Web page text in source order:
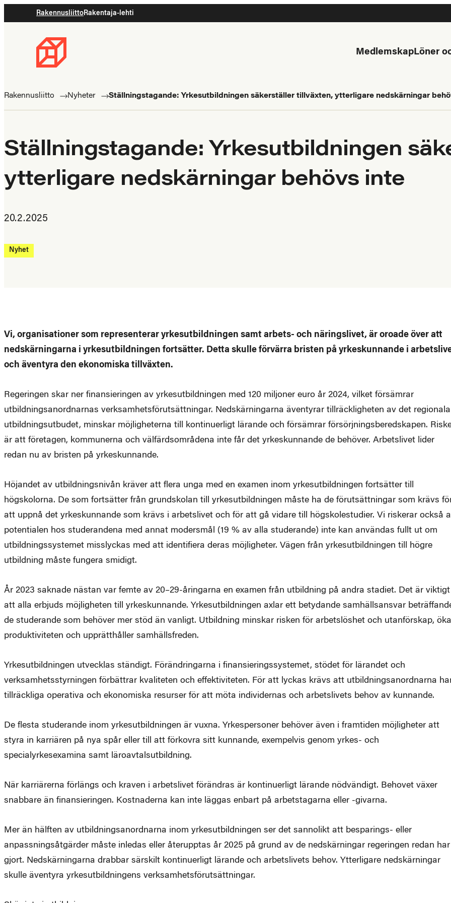
RakennusliittoRakentaja-lehti
Byggnadsförbundet
ammattilaisten
MedlemskapLöner
Rakennusliitto Nyheter Ställningstagande: Yrkesutbildningen säkerställer tillväxten, ytterligare nedskärningar
Ställningstagande: Yrkesutbildningen
ytterligare nedskärningar behövs inte
20.2.2025
Nyhet
Vi, organisationer som representerar yrkesutbildningen samt arbets- och näringslivet, är oroade över att
nedskärningarna i yrkesutbildningen fortsätter. Detta skulle förvärra bristen på yrkeskunnande i
och äventyra den ekonomiska tillväxten.
Regeringen skar ner finansieringen av yrkesutbildningen med 120 miljoner euro år 2024, vilket försämrar
utbildningsanordnarnas verksamhetsförutsättningar. Nedskärningarna äventyrar tillräckligheten av det regionala
utbildningsutbudet, minskar möjligheterna till kontinuerligt lärande och försämrar försörjningsberedskapen.
är att företagen, kommunerna och välfärdsområdena inte får det yrkeskunnande de behöver. Arbetslivet lider
redan nu av bristen på yrkeskunnande.
Höjandet av utbildningsnivån kräver att flera unga med en examen inom yrkesutbildningen fortsätter till
högskolorna. De som fortsätter från grundskolan till yrkesutbildningen måste ha de förutsättningar som krävs
att uppnå det yrkeskunnande som krävs i arbetslivet och för att gå vidare till högskolestudier. Vi riskerar också
potentialen hos studerandena med annat modersmål (19 % av alla studerande) inte kan användas fullt ut om
utbildningssystemet misslyckas med att identifiera deras möjligheter. Vägen från yrkesutbildningen till högre
utbildning måste fungera smidigt.
År 2023 saknade nästan var femte av 20–29-åringarna en examen från utbildning på andra stadiet. Det är viktigt
att alla erbjuds möjligheten till yrkeskunnande. Yrkesutbildningen axlar ett betydande samhällsansvar
de studerande som behöver mer stöd än vanligt. Utbildning minskar risken för arbetslöshet och utanförskap,
produktiviteten och upprätthåller samhällsfreden.
Yrkesutbildningen utvecklas ständigt. Förändringarna i finansieringssystemet, stödet för lärandet och
verksamhetsstyrningen förbättrar kvaliteten och effektiviteten. För att lyckas krävs att utbildningsanordnarna
tillräckliga operativa och ekonomiska resurser för att möta individernas och arbetslivets behov av kunnande.
De flesta studerande inom yrkesutbildningen är vuxna. Yrkespersoner behöver även i framtiden möjligheter att
styra in karriären på nya spår eller till att förkovra sitt kunnande, exempelvis genom yrkes- och
specialyrkesexamina samt läroavtalsutbildning.
När karriärerna förlängs och kraven i arbetslivet förändras är kontinuerligt lärande nödvändigt. Behovet växer
snabbare än finansieringen. Kostnaderna kan inte läggas enbart på arbetstagarna eller -givarna.
Mer än hälften av utbildningsanordnarna inom yrkesutbildningen ser det sannolikt att besparings- eller
anpassningsåtgärder måste inledas eller återupptas år 2025 på grund av de nedskärningar regeringen redan har
gjort. Nedskärningarna drabbar särskilt kontinuerligt lärande och arbetslivets behov. Ytterligare nedskärningar
skulle äventyra yrkesutbildningens verksamhetsförutsättningar.